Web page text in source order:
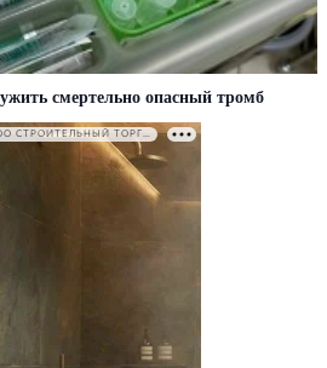
смертельно опасный тромб
РЕКЛАМА • ООО СТРОИТЕЛЬНЫЙ ТОРГОВЫЙ ДОМ «ПЕТРОВИЧ». ИНН: 7802348846